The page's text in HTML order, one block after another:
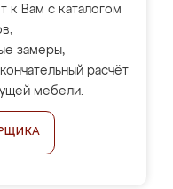
к Вам с каталогом
замеры,
расчёт
мебели.